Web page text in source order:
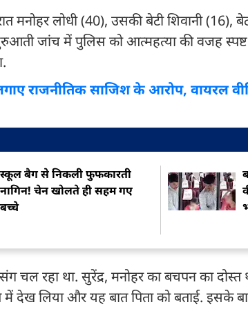
मनोहर लोधी (40), उसकी बेटी शिवानी (16),
जांच में पुलिस को आत्महत्या की वजह स्पष्ट
राजनीतिक साजिश के आरोप, वायरल
स्कूल बैग से निकली फुफकारती
नागिन! चेन खोलते ही सहम गए
बच्चे
चल रहा था. सुरेंद्र, मनोहर का बचपन का
में देख लिया और यह बात पिता को बताई. इसके